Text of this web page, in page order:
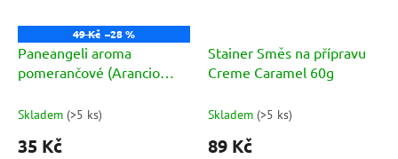
49 Kč –28 %
Paneangeli aroma
pomerančové (Arancio
Skladem (>5 ks)
35 Kč
Stainer Směs na přípravu
Creme Caramel 60g
Skladem (>5 ks)
89 Kč